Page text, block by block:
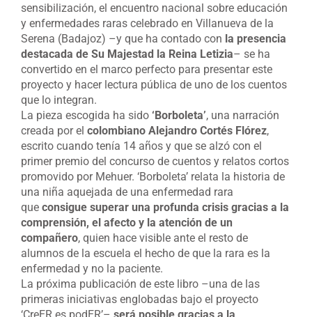
sensibilización, el encuentro nacional sobre educación
y enfermedades raras celebrado en Villanueva de la
Serena (Badajoz) –y que ha contado con la presencia
destacada de Su Majestad la Reina Letizia– se ha
convertido en el marco perfecto para presentar este
proyecto y hacer lectura pública de uno de los cuentos
que lo integran.
La pieza escogida ha sido ‘Borboleta’, una narración
creada por el colombiano Alejandro Cortés Flórez,
escrito cuando tenía 14 años y que se alzó con el
primer premio del concurso de cuentos y relatos cortos
promovido por Mehuer. ‘Borboleta’ relata la historia de
una niña aquejada de una enfermedad rara
que consigue superar una profunda crisis gracias a la
comprensión, el afecto y la atención de un
compañero, quien hace visible ante el resto de
alumnos de la escuela el hecho de que la rara es la
enfermedad y no la paciente.
La próxima publicación de este libro –una de las
primeras iniciativas englobadas bajo el proyecto
‘CreER es podER’– será posible gracias a la